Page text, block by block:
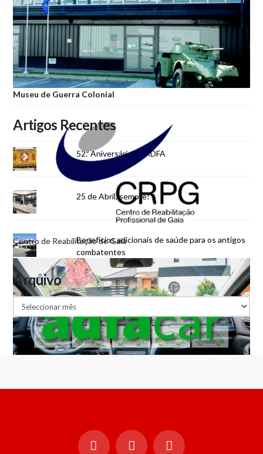
Museu de Guerra Colonial
Centro de Reabilitação de Gaia
AdfaCar
Artigos Recentes
52.º Aniversário da ADFA
25 de Abril, sempre!
Benefícios adicionais de saúde para os antigos
combatentes
Arquivo
Arquivo